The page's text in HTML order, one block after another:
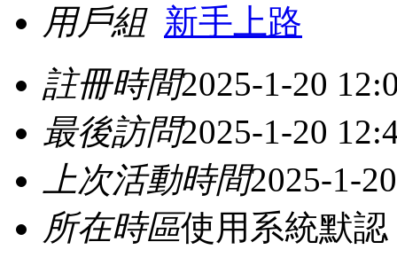
用戶組 新手上路
註冊時間2025-1-20
最後訪問2025-1-20
上次活動時間2025-1-
所在時區使用系統默認